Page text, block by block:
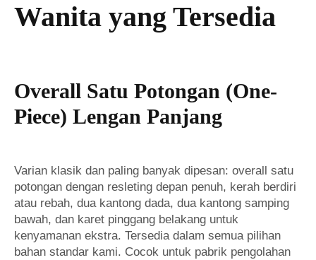
Wanita yang Tersedia
Overall Satu Potongan (One-
Piece) Lengan Panjang
Varian klasik dan paling banyak dipesan: overall satu
potongan dengan resleting depan penuh, kerah berdiri
atau rebah, dua kantong dada, dua kantong samping
bawah, dan karet pinggang belakang untuk
kenyamanan ekstra. Tersedia dalam semua pilihan
bahan standar kami. Cocok untuk pabrik pengolahan